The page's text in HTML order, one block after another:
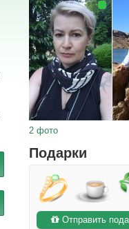
2 фото
Подарки
Отправить